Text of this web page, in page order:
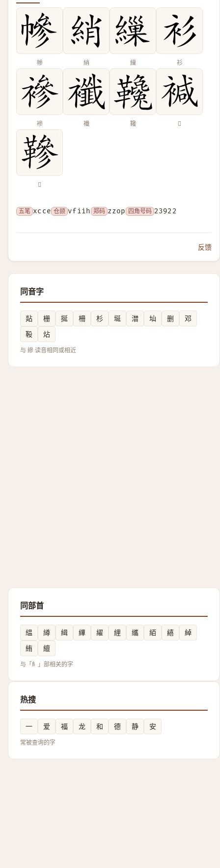
幓 綃 繅 衫
襂 襳 䪌 𧛡
𩌰
五笔 xcce 仓颉 vfiih 郑码 zzop 四角号码 23922
反馈
同音字
煔 栅 挻 柵 杉 埏 澘 圸 删
邓
䩔
炶
与 縿 读音相同或相近
同部首
緼 繜 緝 縪 䌦 䋥 纗 絔 繥
綽
絠
繵
与「糹」部相关的字
热搜
一 爱 福 龙 和 德 静 安
常被查询的字